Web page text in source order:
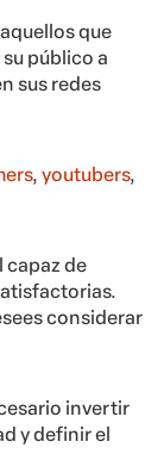
que
público a
sus redes
, youtubers,
capaz de
considerar
invertir
y definir el